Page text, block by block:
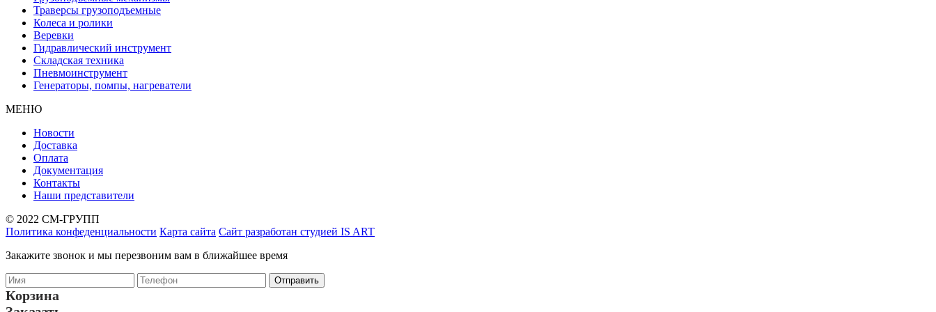
Траверсы грузоподъемные
Колеса и ролики
Веревки
Гидравлический инструмент
Складская техника
Пневмоинструмент
Генераторы, помпы, нагреватели
МЕНЮ
Новости
Доставка
Оплата
Документация
Контакты
Наши представители
© 2022 СМ-ГРУПП
Политика конфеденциальности Карта сайта Сайт разработан студией IS ART
Закажите звонок и мы перезвоним вам в ближайшее время
Корзина